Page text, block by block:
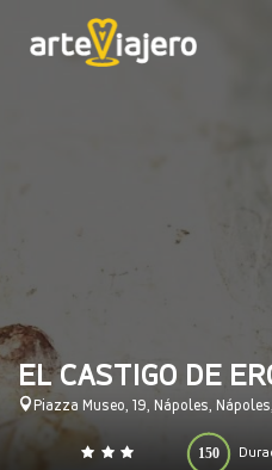
EL CASTIGO DE
Piazza Museo, 19, Nápoles,
150
0 140